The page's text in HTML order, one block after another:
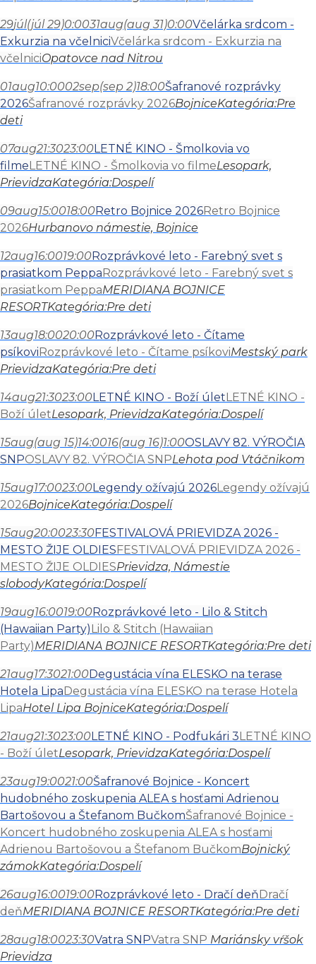
29júl(júl 29)0:0031aug(aug 31)0:00Včelárka srdcom -
Exkurzia na včelniciVčelárka srdcom - Exkurzia na
včelniciOpatovce nad Nitrou
01aug10:0002sep(sep 2)18:00Šafranové rozprávky
2026Šafranové rozprávky 2026BojniceKategória:Pre
deti
07aug21:3023:00LETNÉ KINO - Šmolkovia vo
filmeLETNÉ KINO - Šmolkovia vo filmeLesopark,
PrievidzaKategória:Dospelí
09aug15:0018:00Retro Bojnice 2026Retro Bojnice
2026Hurbanovo námestie, Bojnice
12aug16:0019:00Rozprávkové leto - Farebný svet s
prasiatkom PeppaRozprávkové leto - Farebný svet s
prasiatkom PeppaMERIDIANA BOJNICE
RESORTKategória:Pre deti
13aug18:0020:00Rozprávkové leto - Čítame
psíkoviRozprávkové leto - Čítame psíkoviMestský park
PrievidzaKategória:Pre deti
14aug21:3023:00LETNÉ KINO - Boží úletLETNÉ KINO -
Boží úletLesopark, PrievidzaKategória:Dospelí
15aug(aug 15)14:0016(aug 16)1:00OSLAVY 82. VÝROČIA
SNPOSLAVY 82. VÝROČIA SNPLehota pod Vtáčnikom
15aug17:0023:00Legendy ožívajú 2026Legendy ožívajú
2026BojniceKategória:Dospelí
15aug20:0023:30FESTIVALOVÁ PRIEVIDZA 2026 -
MESTO ŽIJE OLDIESFESTIVALOVÁ PRIEVIDZA 2026 -
MESTO ŽIJE OLDIESPrievidza, Námestie
slobodyKategória:Dospelí
19aug16:0019:00Rozprávkové leto - Lilo & Stitch
(Hawaiian Party)Lilo & Stitch (Hawaiian
Party)MERIDIANA BOJNICE RESORTKategória:Pre deti
21aug17:3021:00Degustácia vína ELESKO na terase
Hotela LipaDegustácia vína ELESKO na terase Hotela
LipaHotel Lipa BojniceKategória:Dospelí
21aug21:3023:00LETNÉ KINO - Podfukári 3LETNÉ KINO
- Boží úletLesopark, PrievidzaKategória:Dospelí
23aug19:0021:00Šafranové Bojnice - Koncert
hudobného zoskupenia ALEA s hosťami Adrienou
Bartošovou a Štefanom BučkomŠafranové Bojnice -
Koncert hudobného zoskupenia ALEA s hosťami
Adrienou Bartošovou a Štefanom BučkomBojnický
zámokKategória:Dospelí
26aug16:0019:00Rozprávkové leto - Dračí deňDračí
deňMERIDIANA BOJNICE RESORTKategória:Pre deti
28aug18:0023:30Vatra SNPVatra SNP Mariánsky vŕšok
Prievidza